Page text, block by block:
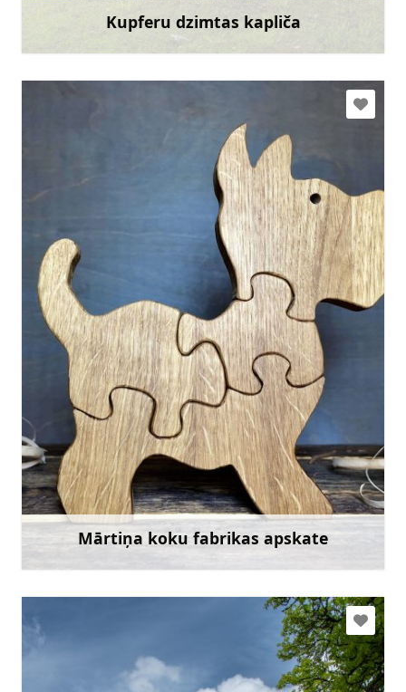
Kupferu dzimtas kapliča
Mārtiņa koku fabrikas apskate
mkizulis@gmail.com
+371 28354475
Doties
Uzzināt vairāk